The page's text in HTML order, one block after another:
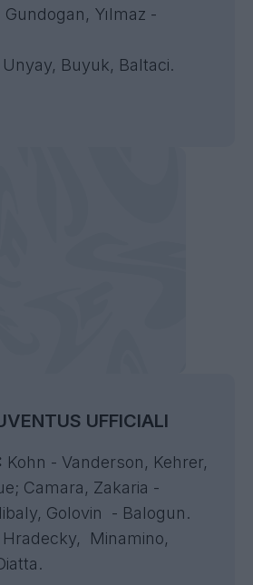
Yılmaz -
Unyay, Buyuk, Baltaci.
UFFICIALI
Kohn - Vanderson, Kehrer,
Camara, Zakaria -
Golovin - Balogun.
Hradecky, Minamino,